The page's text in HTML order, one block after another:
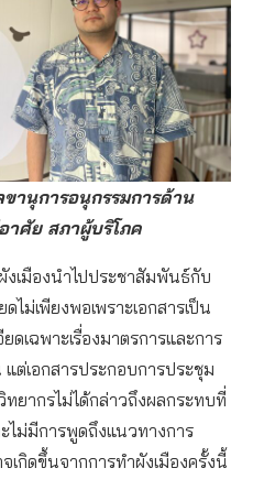
านุการอนุกรรมการด้าน
าศัย สภาผู้บริโภค
งเมืองนำไปประชาสัมพันธ์กับ
ไม่เพียงพอเพราะเอกสารเป็น
ดเฉพาะเรื่องมาตรการและการ
ต่เอกสารประกอบการประชุม
ยากรไม่ได้กล่าวถึงผลกระทบที่
ไม่มีการพูดถึงแนวทางการ
เกิดขึ้นจากการทำผังเมืองครั้งนี้